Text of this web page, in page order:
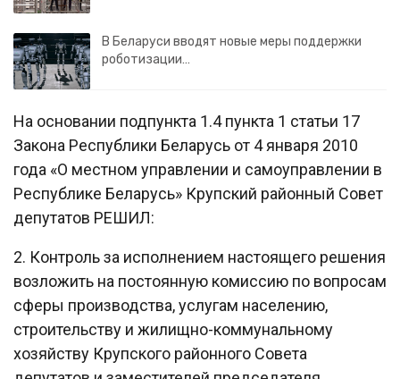
В Беларуси вводят новые меры поддержки
роботизации…
На основании подпункта 1.4 пункта 1 статьи 17
Закона Республики Беларусь от 4 января 2010
года «О местном управлении и самоуправлении в
Республике Беларусь» Крупский районный Совет
депутатов РЕШИЛ:
2. Контроль за исполнением настоящего решения
возложить на постоянную комиссию по вопросам
сферы производства, услугам населению,
строительству и жилищно-коммунальному
хозяйству Крупского районного Совета